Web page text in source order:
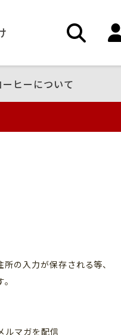
ヒーについて
の入力が保存される等、
ルマガを配信